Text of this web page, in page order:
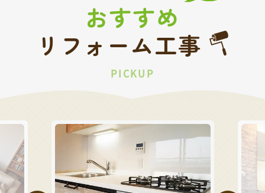
おすすめ
リフォーム工事
PICKUP